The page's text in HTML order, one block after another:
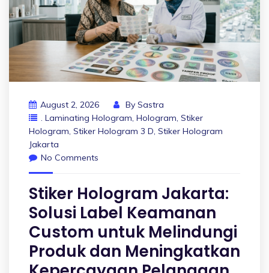
August 2, 2026 By Sastra
. Laminating Hologram, Hologram, Stiker
Hologram, Stiker Hologram 3 D, Stiker Hologram
Jakarta
No Comments
Stiker Hologram Jakarta:
Solusi Label Keamanan
Custom untuk Melindungi
Produk dan Meningkatkan